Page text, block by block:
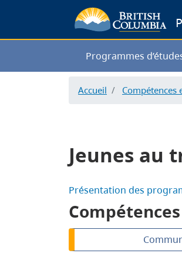
Programmes
Accueil Compétences
Jeunes au
Présentation des